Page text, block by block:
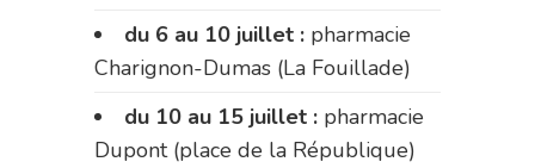
du 6 au 10 juillet : pharmacie
Charignon-Dumas (La Fouillade)
du 10 au 15 juillet : pharmacie
Dupont (place de la République)